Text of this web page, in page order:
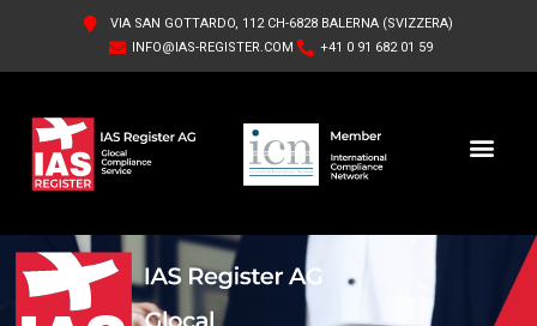
VIA SAN GOTTARDO, 112 CH-6828 BALERNA (SVIZZERA)
INFO@IAS-REGISTER.COM
+41 0 91 682 01 59